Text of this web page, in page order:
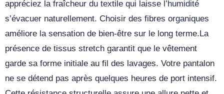
appréciez la fraîcheur du textile qui laisse l’humidité
s’évacuer naturellement. Choisir des fibres organiques
améliore la sensation de bien-être sur le long terme.La
présence de tissus stretch garantit que le vêtement
garde sa forme initiale au fil des lavages. Votre pantalon
ne se détend pas après quelques heures de port intensif.